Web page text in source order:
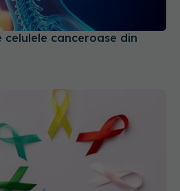
canceroase din